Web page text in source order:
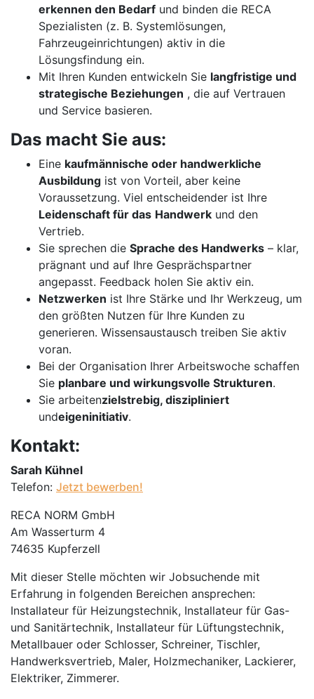
erkennen den Bedarf und binden die RECA
Spezialisten (z. B. Systemlösungen,
Fahrzeugeinrichtungen) aktiv in die
Lösungsfindung ein.
Mit Ihren Kunden entwickeln Sie langfristige und
strategische Beziehungen , die auf Vertrauen
und Service basieren.
Das macht Sie aus:
Eine kaufmännische oder handwerkliche
Ausbildung ist von Vorteil, aber keine
Voraussetzung. Viel entscheidender ist Ihre
Leidenschaft für das Handwerk und den
Vertrieb.
Sie sprechen die Sprache des Handwerks – klar,
prägnant und auf Ihre Gesprächspartner
angepasst. Feedback holen Sie aktiv ein.
Netzwerken ist Ihre Stärke und Ihr Werkzeug, um
den größten Nutzen für Ihre Kunden zu
generieren. Wissensaustausch treiben Sie aktiv
voran.
Bei der Organisation Ihrer Arbeitswoche schaffen
Sie planbare und wirkungsvolle Strukturen.
Sie arbeitenzielstrebig, diszipliniert
undeigeninitiativ.
Kontakt:
Sarah Kühnel
Telefon: Jetzt bewerben!
RECA NORM GmbH
Am Wasserturm 4
74635 Kupferzell
Mit dieser Stelle möchten wir Jobsuchende mit
Erfahrung in folgenden Bereichen ansprechen:
Installateur für Heizungstechnik, Installateur für Gas-
und Sanitärtechnik, Installateur für Lüftungstechnik,
Metallbauer oder Schlosser, Schreiner, Tischler,
Handwerksvertrieb, Maler, Holzmechaniker, Lackierer,
Elektriker, Zimmerer.